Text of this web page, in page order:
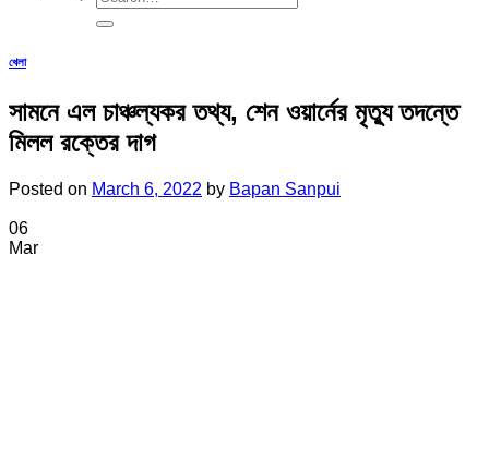
খেলা
সামনে এল চাঞ্চল্যকর তথ্য, শেন ওয়ার্নের মৃত্যু তদন্তে
মিলল রক্তের দাগ
Posted on March 6, 2022 by Bapan Sanpui
06
Mar